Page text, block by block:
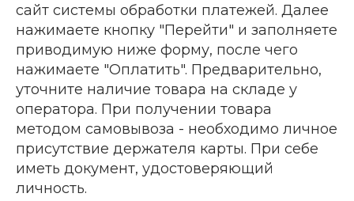
сайт системы обработки платежей. Далее
нажимаете кнопку "Перейти" и заполняете
приводимую ниже форму, после чего
нажимаете "Оплатить". Предварительно,
уточните наличие товара на складе у
оператора. При получении товара
методом самовывоза - необходимо личное
присутствие держателя карты. При себе
иметь документ, удостоверяющий
личность.